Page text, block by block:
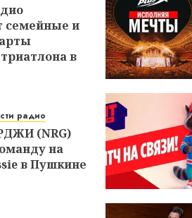
семейные и
в
радио
(NRG)
на
в Пушкине